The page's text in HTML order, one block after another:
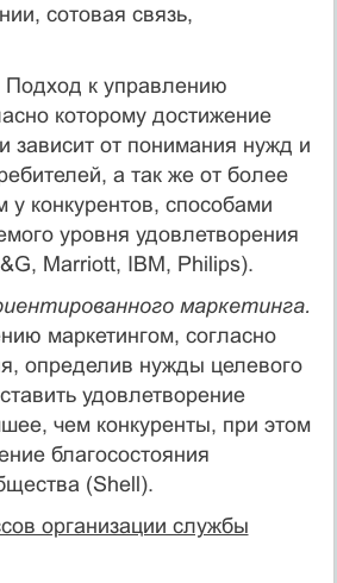
сотовая связь,
Подход к управлению
которому достижение
зависит от понимания нужд и
а так же от более
конкурентов, способами
уровня удовлетворения
Marriott, IBM, Philips).
маркетинга.
маркетингом, согласно
определив нужды целевого
удовлетворение
чем конкуренты, при этом
благосостояния
(Shell).
организации службы